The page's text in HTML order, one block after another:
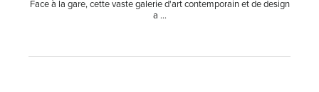
Face à la gare, cette vaste galerie d'art contemporain et de design
a ...